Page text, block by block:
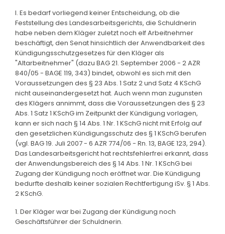
I. Es bedarf vorliegend keiner Entscheidung, ob die
Feststellung des Landesarbeitsgerichts, die Schuldnerin
habe neben dem Kläger zuletzt noch elf Arbeitnehmer
beschäftigt, den Senat hinsichtlich der Anwendbarkeit des
Kündigungsschutzgesetzes für den Kläger als
"Altarbeitnehmer" (dazu BAG 21. September 2006 - 2 AZR
840/05 - BAGE 119, 343) bindet, obwohl es sich mit den
Voraussetzungen des § 23 Abs. 1 Satz 2 und Satz 4 KSchG
nicht auseinandergesetzt hat. Auch wenn man zugunsten
des Klägers annimmt, dass die Voraussetzungen des § 23
Abs. 1 Satz 1 KSchG im Zeitpunkt der Kündigung vorlagen,
kann er sich nach § 14 Abs. 1 Nr. 1 KSchG nicht mit Erfolg auf
den gesetzlichen Kündigungsschutz des § 1 KSchG berufen
(vgl. BAG 19. Juli 2007 - 6 AZR 774/06 - Rn. 13, BAGE 123, 294).
Das Landesarbeitsgericht hat rechtsfehlerfrei erkannt, dass
der Anwendungsbereich des § 14 Abs. 1 Nr. 1 KSchG bei
Zugang der Kündigung noch eröffnet war. Die Kündigung
bedurfte deshalb keiner sozialen Rechtfertigung iSv. § 1 Abs.
2 KSchG.
1. Der Kläger war bei Zugang der Kündigung noch
Geschäftsführer der Schuldnerin.